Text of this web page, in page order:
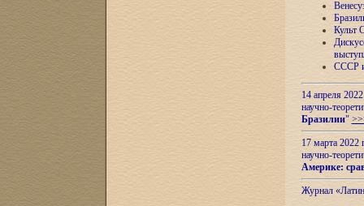
Культ
СССР и
14 апреля
научно-
Бразилии"
17 марта 2022
научно-
Америке:
Журнал